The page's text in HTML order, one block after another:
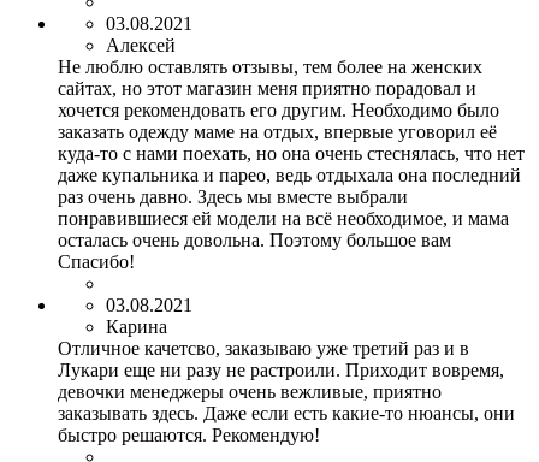
03.08.2021
Алексей
Не люблю оставлять отзывы, тем более на женских
сайтах, но этот магазин меня приятно порадовал и
хочется рекомендовать его другим. Необходимо было
заказать одежду маме на отдых, впервые уговорил её
куда-то с нами поехать, но она очень стеснялась, что нет
даже купальника и парео, ведь отдыхала она последний
раз очень давно. Здесь мы вместе выбрали
понравившиеся ей модели на всё необходимое, и мама
осталась очень довольна. Поэтому большое вам
Спасибо!
03.08.2021
Карина
Отличное качетсво, заказываю уже третий раз и в
Лукари еще ни разу не растроили. Приходит вовремя,
девочки менеджеры очень вежливые, приятно
заказывать здесь. Даже если есть какие-то нюансы, они
быстро решаются. Рекомендую!